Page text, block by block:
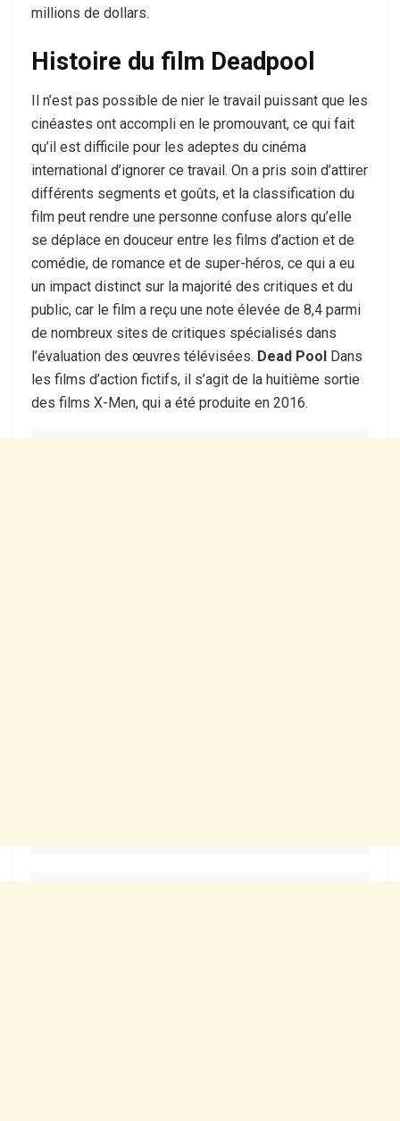
millions de dollars.
Histoire du film Deadpool
Il n’est pas possible de nier le travail puissant que les
cinéastes ont accompli en le promouvant, ce qui fait
qu’il est difficile pour les adeptes du cinéma
international d’ignorer ce travail. On a pris soin d’attirer
différents segments et goûts, et la classification du
film peut rendre une personne confuse alors qu’elle
se déplace en douceur entre les films d’action et de
comédie, de romance et de super-héros, ce qui a eu
un impact distinct sur la majorité des critiques et du
public, car le film a reçu une note élevée de 8,4 parmi
de nombreux sites de critiques spécialisés dans
l’évaluation des œuvres télévisées. Dead Pool
Dans
les films d’action fictifs, il s’agit de la huitième sortie
des films X-Men, qui a été produite en 2016.